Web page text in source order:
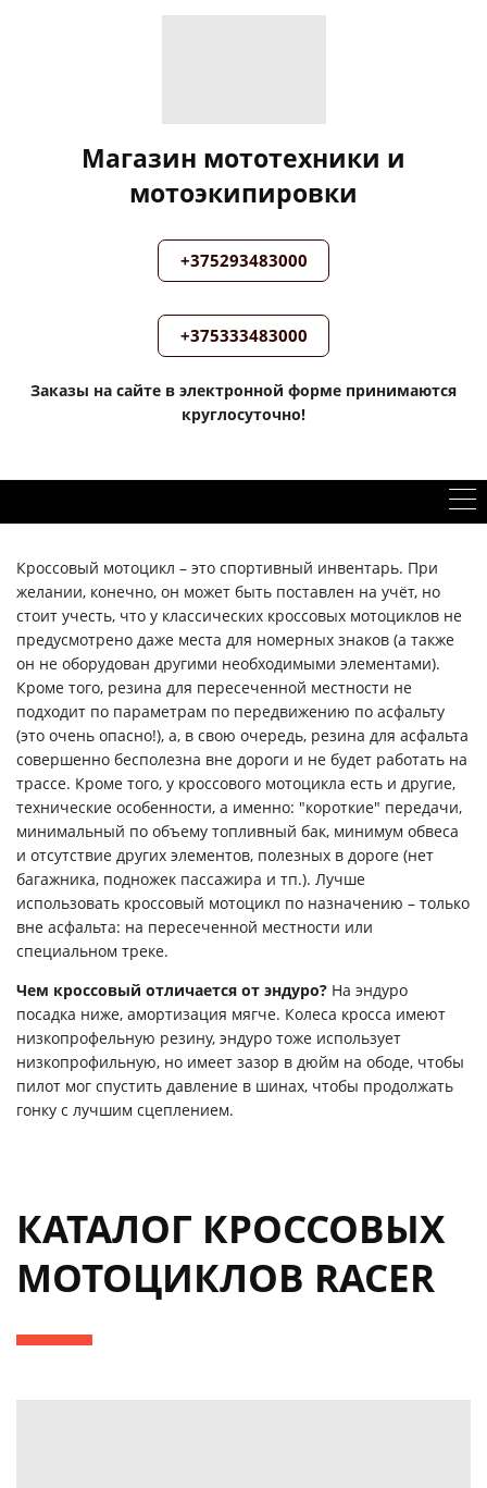
Магазин мототехники и
мотоэкипировки
+375293483000
+375333483000
Заказы на сайте в электронной форме принимаются
круглосуточно!
Кроссовый мотоцикл – это спортивный инвентарь. При
желании, конечно, он может быть поставлен на учёт, но
стоит учесть, что у классических кроссовых мотоциклов не
предусмотрено даже места для номерных знаков (а также
он не оборудован другими необходимыми элементами).
Кроме того, резина для пересеченной местности не
подходит по параметрам по передвижению по асфальту
(это очень опасно!), а, в свою очередь, резина для асфальта
совершенно бесполезна вне дороги и не будет работать на
трассе. Кроме того, у кроссового мотоцикла есть и другие,
технические особенности, а именно: "короткие" передачи,
минимальный по объему топливный бак, минимум обвеса
и отсутствие других элементов, полезных в дороге (нет
багажника, подножек пассажира и тп.). Лучше
использовать кроссовый мотоцикл по назначению – только
вне асфальта: на пересеченной местности или
специальном треке.
Чем кроссовый отличается от эндуро? На эндуро
посадка ниже, амортизация мягче. Колеса кросса имеют
низкопрофельную резину, эндуро тоже использует
низкопрофильную, но имеет зазор в дюйм на ободе, чтобы
пилот мог спустить давление в шинах, чтобы продолжать
гонку с лучшим сцеплением.
КАТАЛОГ КРОССОВЫХ
МОТОЦИКЛОВ RACER